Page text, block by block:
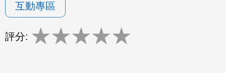
互動專區
評分: ★★★★★